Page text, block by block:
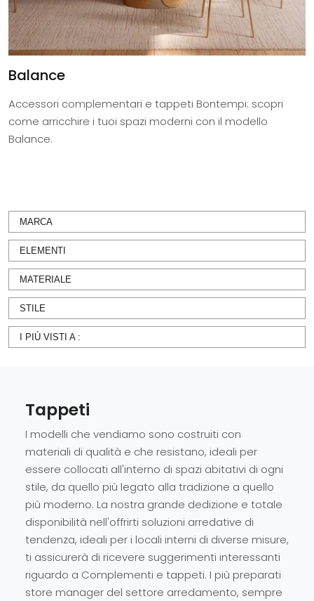
Balance
Accessori complementari e tappeti Bontempi: scopri
come arricchire i tuoi spazi moderni con il modello
Balance.
MARCA
ELEMENTI
MATERIALE
STILE
I PIÙ VISTI A :
Tappeti
I modelli che vendiamo sono costruiti con
materiali di qualità e che resistano, ideali per
essere collocati all'interno di spazi abitativi di ogni
stile, da quello più legato alla tradizione a quello
più moderno. La nostra grande dedizione e totale
disponibilità nell'offrirti soluzioni arredative di
tendenza, ideali per i locali interni di diverse misure,
ti assicurerà di ricevere suggerimenti interessanti
riguardo a Complementi e tappeti. I più preparati
store manager del settore arredamento, sempre